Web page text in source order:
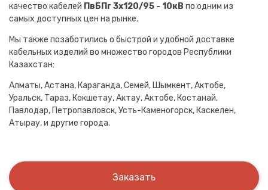
качество кабелей ПвБПг 3х120/95 - 10кВ по одним из
самых доступных цен на рынке.
Мы также позаботились о быстрой и удобной доставке
кабельных изделий во множество городов Республики
Казахстан:
Алматы, Астана, Караганда, Семей, Шымкент, Актобе,
Уральск, Тараз, Кокшетау, Актау, Актобе, Костанай,
Павлодар, Петропавловск, Усть-Каменогорск, Каскелен,
Атырау, и другие города.
Заказать